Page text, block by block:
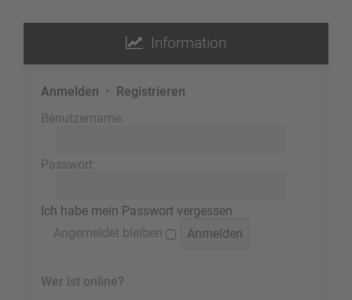
Information
Anmelden • Registrieren
Benutzername:
Passwort:
Ich habe mein Passwort vergessen
Angemeldet bleiben
Wer ist online?